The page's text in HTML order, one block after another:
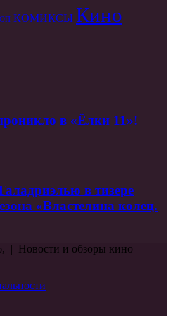
КОМИКСЫ Кино
в «Ёлки 11»!
в тизере
«Властелина колец.
| Новости и обзоры кино